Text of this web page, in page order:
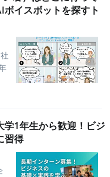
イスボットを探すト
学1年生から歓迎！ビジ
習得